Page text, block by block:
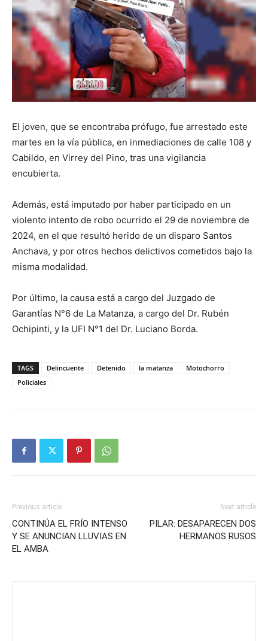
El joven, que se encontraba prófugo, fue arrestado este
martes en la vía pública, en inmediaciones de calle 108 y
Cabildo, en Virrey del Pino, tras una vigilancia
encubierta.
Además, está imputado por haber participado en un
violento intento de robo ocurrido el 29 de noviembre de
2024, en el que resultó herido de un disparo Santos
Anchava, y por otros hechos delictivos cometidos bajo la
misma modalidad.
Por último, la causa está a cargo del Juzgado de
Garantías N°6 de La Matanza, a cargo del Dr. Rubén
Ochipinti, y la UFI N°1 del Dr. Luciano Borda.
TAGS Delincuente Detenido la matanza
Motochorro
Policiales
Previous article
CONTINÚA EL FRÍO INTENSO
Y SE ANUNCIAN LLUVIAS EN
EL AMBA
Next article
PILAR: DESAPARECEN DOS
HERMANOS RUSOS